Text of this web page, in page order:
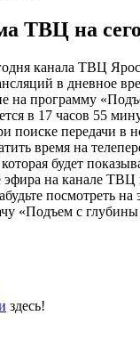
ТВЦ на
канала ТВЦ
в дневное
на программу
в 17 часов 55
поиске передачи в
время на
будет
на канале ТВЦ
посмотреть на
«Подъем с глубины
здесь!